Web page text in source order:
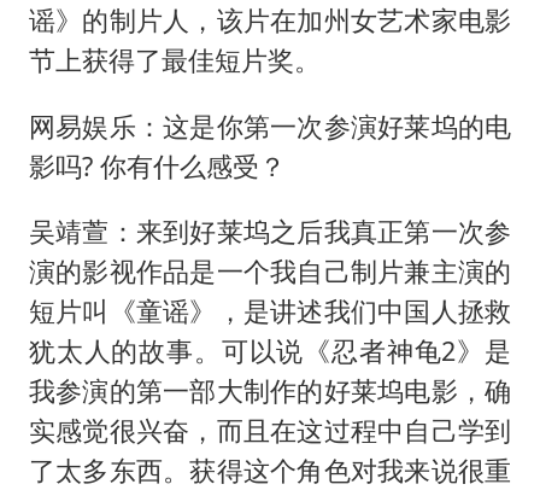
谣》的制片人，该片在加州女艺术家电影
节上获得了最佳短片奖。
网易娱乐：这是你第一次参演好莱坞的电
影吗? 你有什么感受？
吴靖萱：来到好莱坞之后我真正第一次参
演的影视作品是一个我自己制片兼主演的
短片叫《童谣》，是讲述我们中国人拯救
犹太人的故事。可以说《忍者神龟2》是
我参演的第一部大制作的好莱坞电影，确
实感觉很兴奋，而且在这过程中自己学到
了太多东西。获得这个角色对我来说很重